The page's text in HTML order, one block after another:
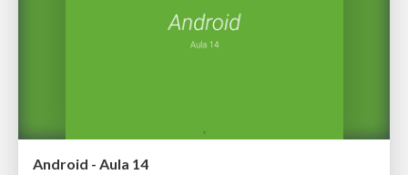
Android - Aula 14